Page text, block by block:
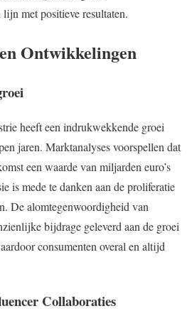
met positieve resultaten.
Ontwikkelingen
heeft een indrukwekkende groei
jaren. Marktanalyses voorspellen dat
een waarde van miljarden euro’s
is mede te danken aan de proliferatie
De alomtegenwoordigheid van
bijdrage geleverd aan de groei
consumenten overal en altijd
Collaboraties